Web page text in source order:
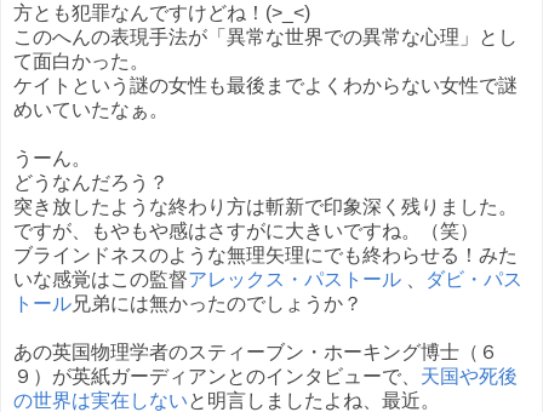
方とも犯罪なんですけどね！(>_<)
このへんの表現手法が「異常な世界での異常な心理」とし
て面白かった。
ケイトという謎の女性も最後までよくわからない女性で謎
めいていたなぁ。
うーん。
どうなんだろう？
突き放したような終わり方は斬新で印象深く残りました。
ですが、もやもや感はさすがに大きいですね。（笑）
ブラインドネスのような無理矢理にでも終わらせる！みた
いな感覚はこの監督アレックス・パストール
ダビ・パス
トール兄弟には無かったのでしょうか？
あの英国物理学者のスティーブン・ホーキング博士（６
９）が英紙ガーディアンとのインタビューで、 天国や死後
の世界は実在しないと明言しましたよね、最近。